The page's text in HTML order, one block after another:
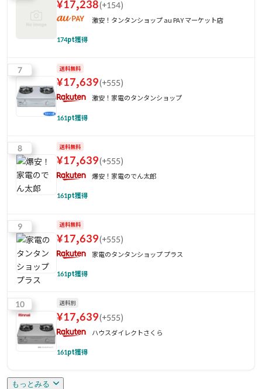
¥17,238(+154)
激安！タンタンショップ au PAY マーケット店
174pt獲得
7 送料無料
¥17,639(+555)
激安！家電のタンタンショップ
161pt獲得
8 送料無料
¥17,639(+555)
爆安！家電のでん太郎
161pt獲得
9 送料無料
¥17,639(+555)
家電のタンタンショップ プラス
161pt獲得
10 送料別
¥17,639(+555)
ハウスダイレクトさくら
161pt獲得
もっとみる